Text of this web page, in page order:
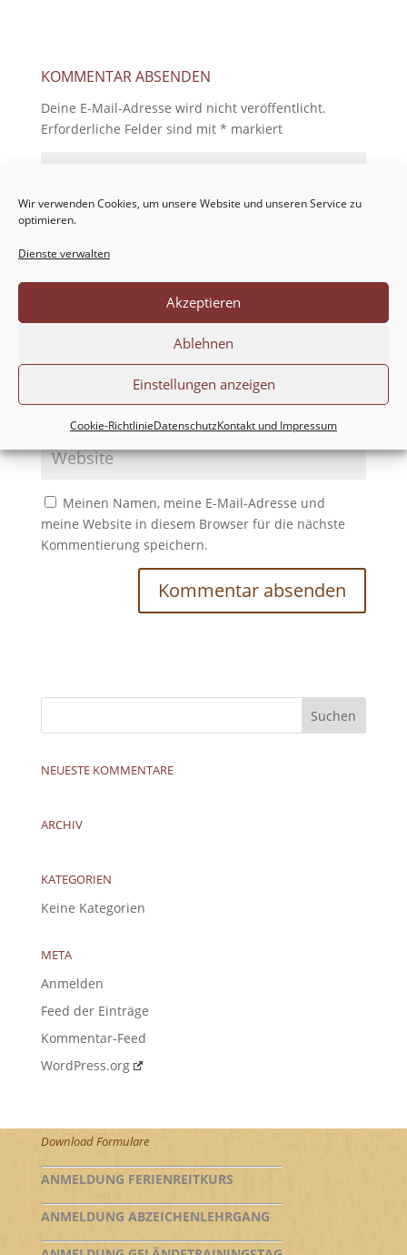
Wir verwenden Cookies, um unsere Website und unseren Service zu
optimieren.
Dienste verwalten
Akzeptieren
Ablehnen
Einstellungen anzeigen
Cookie-RichtlinieDatenschutzKontakt und Impressum
KOMMENTAR ABSENDEN
Deine E-Mail-Adresse wird nicht veröffentlicht.
Erforderliche Felder sind mit * markiert
Meinen Namen, meine E-Mail-Adresse und
meine Website in diesem Browser für die nächste
Kommentierung speichern.
NEUESTE KOMMENTARE
ARCHIV
KATEGORIEN
Keine Kategorien
META
Anmelden
Feed der Einträge
Kommentar-Feed
WordPress.org
Download Formulare
ANMELDUNG FERIENREITKURS
ANMELDUNG ABZEICHENLEHRGANG